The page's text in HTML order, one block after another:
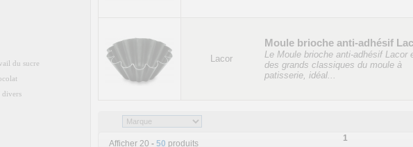
du sucre
divers
Lacor
Moule brioche anti-adhésif
Le Moule brioche anti-adhésif Lacor
des grands classiques du moule à
patisserie, idéal...
Afficher 20 - 50 produits
1